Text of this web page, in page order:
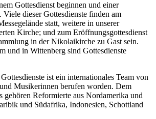
Gottesdienst beginnen und einer
Viele dieser Gottesdienste finden am
statt, weitere in unserer
Kirche; und zum Eröffnungsgottesdienst
in der Nikolaikirche zu Gast sein.
und in Wittenberg sind Gottesdienste
ist ein internationales Team von
Musikerinnen berufen worden. Dem
gehören Reformierte aus Nordamerika und
und Südafrika, Indonesien, Schottland